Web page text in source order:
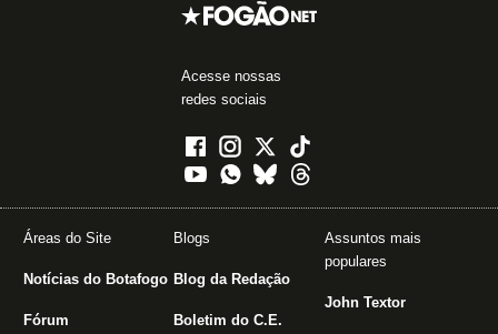
Acesse nossas
redes sociais
Áreas do Site
Notícias do Botafogo
Fórum
Blogs
Blog da Redação
Boletim do C.E.
Assuntos mais
populares
John Textor